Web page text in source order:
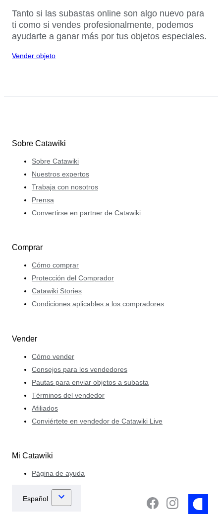
Tanto si las subastas online son algo nuevo para
ti como si vendes profesionalmente, podemos
ayudarte a ganar más por tus objetos especiales.
Vender objeto
Sobre Catawiki
Sobre Catawiki
Nuestros expertos
Trabaja con nosotros
Prensa
Convertirse en partner de Catawiki
Comprar
Cómo comprar
Protección del Comprador
Catawiki Stories
Condiciones aplicables a los compradores
Vender
Cómo vender
Consejos para los vendedores
Pautas para enviar objetos a subasta
Términos del vendedor
Afiliados
Conviértete en vendedor de Catawiki Live
Mi Catawiki
Página de ayuda